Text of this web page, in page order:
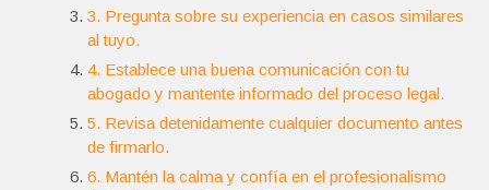
3. Pregunta sobre su experiencia en casos similares
al tuyo.
4. Establece una buena comunicación con tu
abogado y mantente informado del proceso legal.
5. Revisa detenidamente cualquier documento antes
de firmarlo.
6. Mantén la calma y confía en el profesionalismo